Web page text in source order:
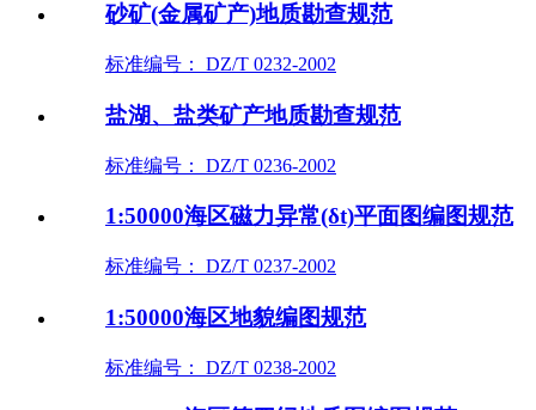
砂矿(金属矿产)地质勘查规范
标准编号： DZ/T 0232-2002
盐湖、盐类矿产地质勘查规范
标准编号： DZ/T 0236-2002
1:50000海区磁力异常(δt)平面图编图规范
标准编号： DZ/T 0237-2002
1:50000海区地貌编图规范
标准编号： DZ/T 0238-2002